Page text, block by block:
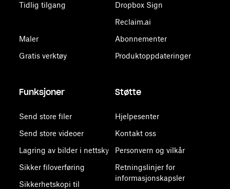
Tidlig tilgang
Maler
Gratis verktøy
Dropbox Sign
Reclaim.ai
Abonnementer
Produktoppdateringer
Funksjoner
Send store filer
Send store videoer
Lagring av bilder i nettsky
Sikker filoverføring
Sikkerhetskopi til
Støtte
Hjelpesenter
Kontakt oss
Personvern og vilkår
Retningslinjer for
informasjonskapsler